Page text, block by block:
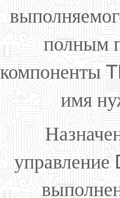
полным
компоненты
имя
управление